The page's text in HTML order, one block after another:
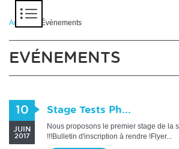
Accueil > Évènements
EVÉNEMENTS
10
JUIN
2017
Stage Tests Ph...
Nous proposons le premier stage de la
!!!Bulletin d'inscription à rendre !Flyer...